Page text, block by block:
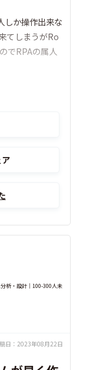
しか操作出来な
てしまうがRo
でRPAの属人
ア
析・設計｜100-300人未
日： 2023年08月22日